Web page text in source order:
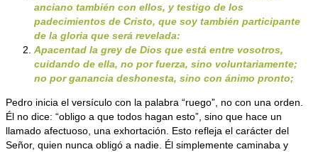
anciano también con ellos, y testigo de los
padecimientos de Cristo, que soy también participante
de la gloria que será revelada:
Apacentad la grey de Dios que está entre vosotros,
cuidando de ella, no por fuerza, sino voluntariamente;
no por ganancia deshonesta, sino con ánimo pronto;
Pedro inicia el versículo con la palabra “ruego”, no con una orden.
Él no dice: “obligo a que todos hagan esto”, sino que hace un
llamado afectuoso, una exhortación. Esto refleja el carácter del
Señor, quien nunca obligó a nadie. Él simplemente caminaba y